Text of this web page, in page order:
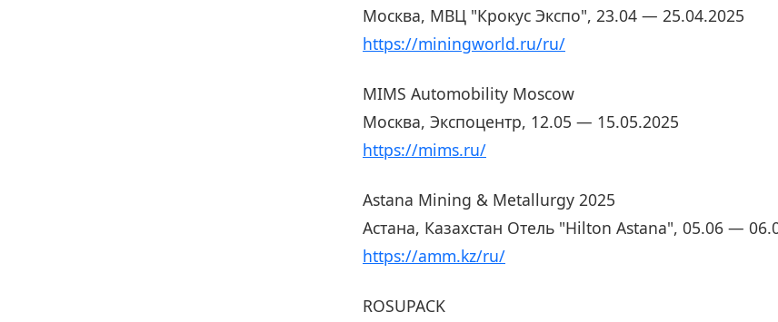
Москва, МВЦ "Крокус Экспо", 23.04 — 25.04.2025
https://miningworld.ru/ru/
MIMS Automobility Moscow
Москва, Экспоцентр, 12.05 — 15.05.2025
https://mims.ru/
Astana Mining & Metallurgy 2025
Астана, Казахстан Отель "Hilton Astana", 05.06 —
https://amm.kz/ru/
ROSUPACK